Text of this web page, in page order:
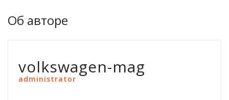
Об авторе
volkswagen-mag
administrator